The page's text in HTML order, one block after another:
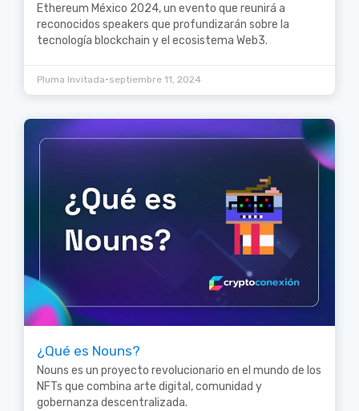
Ethereum México 2024, un evento que reunirá a
reconocidos speakers que profundizarán sobre la
tecnología blockchain y el ecosistema Web3.
Pluma Invitada•septiembre 11, 2024
¿Qué es Nouns?
Nouns es un proyecto revolucionario en el mundo de los
NFTs que combina arte digital, comunidad y
gobernanza descentralizada.